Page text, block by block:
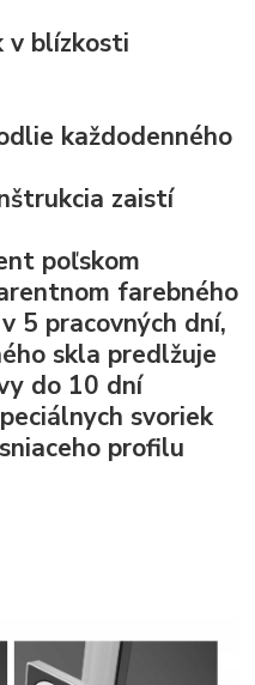
v blízkosti
každodenného
zaistí
poľskom
farebného
5 pracovných dní,
skla predlžuje
do 10 dní
svoriek
profilu